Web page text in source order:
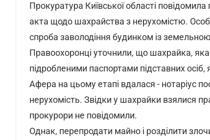
Прокуратура Київської області
акта щодо шахрайства з нерухомістю.
спроба заволодіння будинком із
Правоохоронці уточнили, що шахрайка,
підробленими паспортами підставних осіб,
Афера на цьому етапі вдалася - нотаріус
нерухомість. Звідки у шахрайки взялися
прокурори не повідомили.
Однак, перепродати майно і розділити